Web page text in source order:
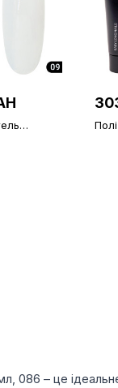
086 – це